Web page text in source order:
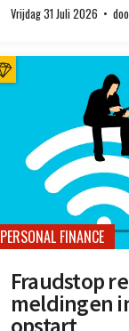
Vrijdag 31 Juli 2026
PERSONAL FINANCE
Fraudstop
meldingen